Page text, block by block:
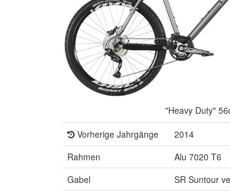
"Heavy Duty"
Vorherige Jahrgänge
2014
Rahmen
Alu 7020 T6
Gabel
SR Suntour